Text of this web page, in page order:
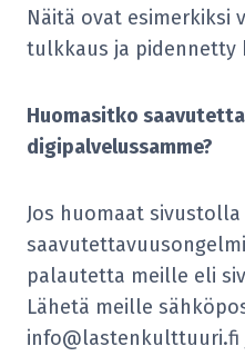
Näitä ovat esimerkiksi
tulkkaus ja pidennetty
Huomasitko
digipalvelussamme?
Jos huomaat sivustolla
palautetta meille eli
Lähetä meille
info@lastenkulttuuri.fi